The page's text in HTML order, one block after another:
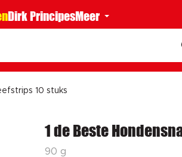
Dirk PrincipesMeer
10 stuks
1 de Beste
90 g